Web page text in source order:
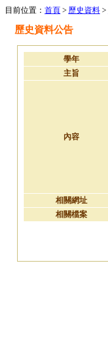
目前位置： 首頁 > 歷史資料 >
歷史資料公告
學年
主旨
內容
相關網址
相關檔案